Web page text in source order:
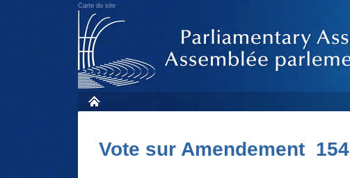
Carte du site
Vote sur Amendement 154